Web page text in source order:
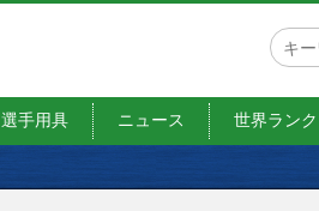
選手用具 ニュース 世界ランク